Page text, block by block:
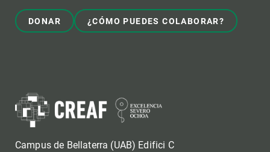
DONAR ¿CÓMO PUEDES COLABORAR?
Campus de Bellaterra (UAB) Edifici C